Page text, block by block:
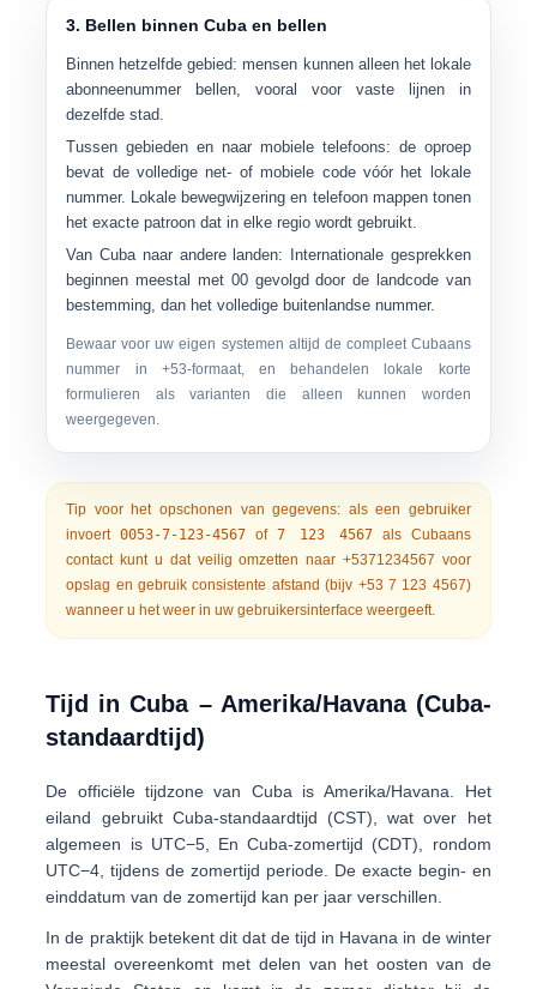
3. Bellen binnen Cuba en bellen
Binnen hetzelfde gebied: mensen kunnen alleen het lokale
abonneenummer bellen, vooral voor vaste lijnen in
dezelfde stad.
Tussen gebieden en naar mobiele telefoons: de oproep
bevat de volledige net- of mobiele code vóór het lokale
nummer. Lokale bewegwijzering en telefoon mappen tonen
het exacte patroon dat in elke regio wordt gebruikt.
Van Cuba naar andere landen: Internationale gesprekken
beginnen meestal met 00gevolgd door de landcode van
bestemming, dan het volledige buitenlandse nummer.
Bewaar voor uw eigen systemen altijd de compleet Cubaans
nummer in +53-formaat, en behandelen lokale korte
formulieren als varianten die alleen kunnen worden
weergegeven.
Tip voor het opschonen van gegevens: als een gebruiker
invoert0053-7-123-4567 of7 123 4567als Cubaans
contact kunt u dat veilig omzetten naar +5371234567 voor
opslag en gebruik consistente afstand (bijv +53 7 123 4567)
wanneer u het weer in uw gebruikersinterface weergeeft.
Tijd in Cuba – Amerika/Havana (Cuba-
standaardtijd)
De officiële tijdzone van Cuba isAmerika/Havana . Het
eiland gebruikt Cuba-standaardtijd (CST) , wat over het
algemeen is UTC−5, EnCuba-zomertijd (CDT) , rondom
UTC−4 , tijdens de zomertijd periode. De exacte begin- en
einddatum van de zomertijd kan per jaar verschillen.
In de praktijk betekent dit dat de tijd in Havana in de winter
meestal overeenkomt met delen van het oosten van de